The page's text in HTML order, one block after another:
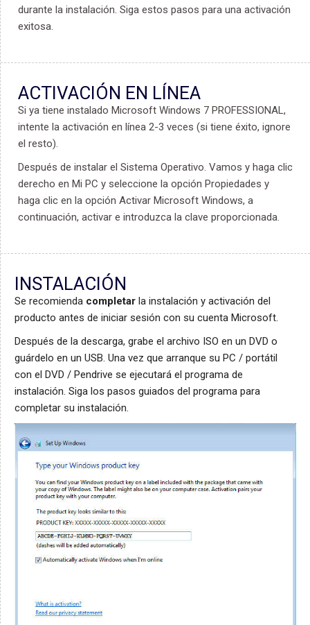
durante la instalación. Siga estos pasos para una activación
exitosa.
ACTIVACIÓN EN LÍNEA
Si ya tiene instalado Microsoft Windows 7 PROFESSIONAL,
intente la activación en línea 2-3 veces (si tiene éxito, ignore
el resto).
Después de instalar el Sistema Operativo. Vamos y haga clic
derecho en Mi PC y seleccione la opción Propiedades y
haga clic en la opción Activar Microsoft Windows, a
continuación, activar e introduzca la clave proporcionada.
INSTALACIÓN
Se recomienda completar la instalación y activación del
producto antes de iniciar sesión con su cuenta Microsoft.
Después de la descarga, grabe el archivo ISO en un DVD o
guárdelo en un USB. Una vez que arranque su PC / portátil
con el DVD / Pendrive se ejecutará el programa de
instalación. Siga los pasos guiados del programa para
completar su instalación.